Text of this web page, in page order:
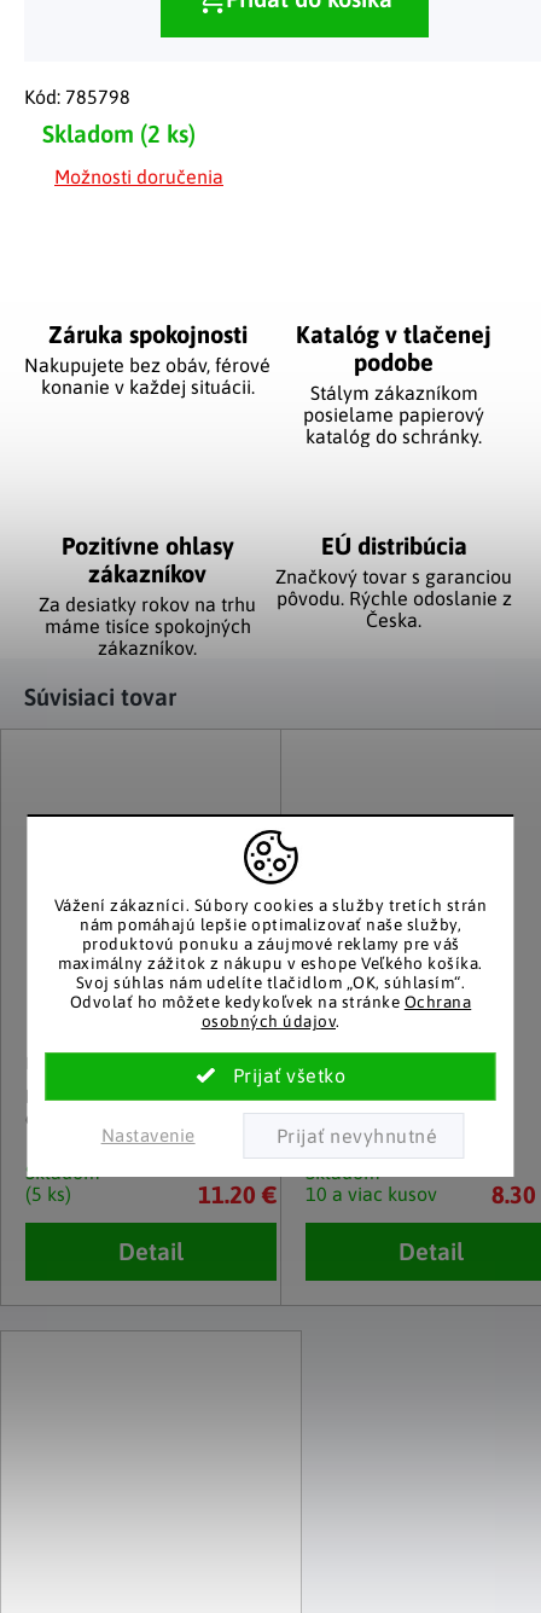
Vážení zákazníci. Súbory cookies a služby tretích strán
nám pomáhajú lepšie optimalizovať naše služby,
produktovú ponuku a záujmové reklamy pre váš
maximálny zážitok z nákupu v eshope Veľkého košíka.
Svoj súhlas nám udelíte tlačidlom „OK, súhlasím“.
Odvolať ho môžete kedykoľvek na stránke Ochrana
osobných údajov.
Nastavenie
Skladom (2 ks)
Možnosti doručenia
Kód: 785798
Záruka spokojnosti
Nakupujete bez obáv, férové
​​konanie v každej situácii.
Katalóg v tlačenej
podobe
Stálym zákazníkom
posielame papierový
katalóg do schránky.
Pozitívne ohlasy
zákazníkov
Za desiatky rokov na trhu
máme tisíce spokojných
zákazníkov.
EÚ distribúcia
Značkový tovar s garanciou
pôvodu. Rýchle odoslanie z
Česka.
Súvisiaci tovar
Masážny prístroj na krčnú
chrbticu InnovaGoods
Skladom
(5 ks)
11.20 €
Detail
Dlhé nožnice na nechty
Skladom
10 a viac kusov
Detail